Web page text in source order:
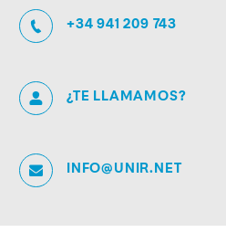
+34 941 209 743
¿TE LLAMAMOS?
INFO@UNIR.NET